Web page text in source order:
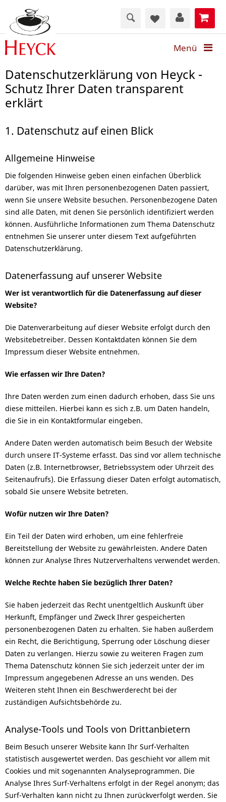
Menü
Datenschutzerklärung von Heyck -
Schutz Ihrer Daten transparent
erklärt
1. Datenschutz auf einen Blick
Allgemeine Hinweise
Die folgenden Hinweise geben einen einfachen Überblick
darüber, was mit Ihren personenbezogenen Daten passiert,
wenn Sie unsere Website besuchen. Personenbezogene Daten
sind alle Daten, mit denen Sie persönlich identifiziert werden
können. Ausführliche Informationen zum Thema Datenschutz
entnehmen Sie unserer unter diesem Text aufgeführten
Datenschutzerklärung.
Datenerfassung auf unserer Website
Wer ist verantwortlich für die Datenerfassung auf dieser
Website?
Die Datenverarbeitung auf dieser Website erfolgt durch den
Websitebetreiber. Dessen Kontaktdaten können Sie dem
Impressum dieser Website entnehmen.
Wie erfassen wir Ihre Daten?
Ihre Daten werden zum einen dadurch erhoben, dass Sie uns
diese mitteilen. Hierbei kann es sich z.B. um Daten handeln,
die Sie in ein Kontaktformular eingeben.
Andere Daten werden automatisch beim Besuch der Website
durch unsere IT-Systeme erfasst. Das sind vor allem technische
Daten (z.B. Internetbrowser, Betriebssystem oder Uhrzeit des
Seitenaufrufs). Die Erfassung dieser Daten erfolgt automatisch,
sobald Sie unsere Website betreten.
Wofür nutzen wir Ihre Daten?
Ein Teil der Daten wird erhoben, um eine fehlerfreie
Bereitstellung der Website zu gewährleisten. Andere Daten
können zur Analyse Ihres Nutzerverhaltens verwendet werden.
Welche Rechte haben Sie bezüglich Ihrer Daten?
Sie haben jederzeit das Recht unentgeltlich Auskunft über
Herkunft, Empfänger und Zweck Ihrer gespeicherten
personenbezogenen Daten zu erhalten. Sie haben außerdem
ein Recht, die Berichtigung, Sperrung oder Löschung dieser
Daten zu verlangen. Hierzu sowie zu weiteren Fragen zum
Thema Datenschutz können Sie sich jederzeit unter der im
Impressum angegebenen Adresse an uns wenden. Des
Weiteren steht Ihnen ein Beschwerderecht bei der
zuständigen Aufsichtsbehörde zu.
Analyse-Tools und Tools von Drittanbietern
Beim Besuch unserer Website kann Ihr Surf-Verhalten
statistisch ausgewertet werden. Das geschieht vor allem mit
Cookies und mit sogenannten Analyseprogrammen. Die
Analyse Ihres Surf-Verhaltens erfolgt in der Regel anonym; das
Surf-Verhalten kann nicht zu Ihnen zurückverfolgt werden. Sie